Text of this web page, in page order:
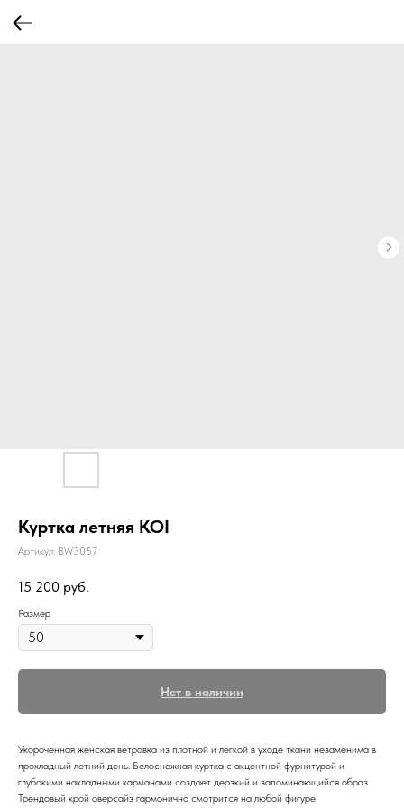
Куртка летняя KOI
Артикул: BW3057
15 200 руб.
Размер
Нет в наличии
Укороченная женская ветровка из плотной и легкой в уходе ткани незаменима в
прохладный летний день. Белоснежная куртка с акцентной фурнитурой и
глубокими накладными карманами создает дерзкий и запоминающийся образ.
Трендовый крой оверсайз гармонично смотрится на любой фигуре.